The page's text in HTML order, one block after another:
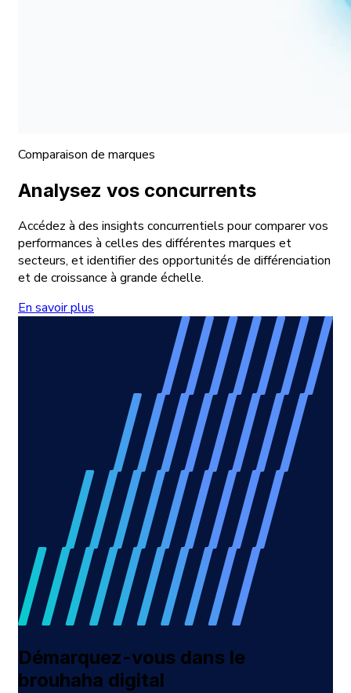
Comparaison de marques
Analysez vos concurrents
Accédez à des insights concurrentiels pour comparer vos
performances à celles des différentes marques et
secteurs, et identifier des opportunités de différenciation
et de croissance à grande échelle.
En savoir plus
Démarquez-vous dans le
brouhaha digital